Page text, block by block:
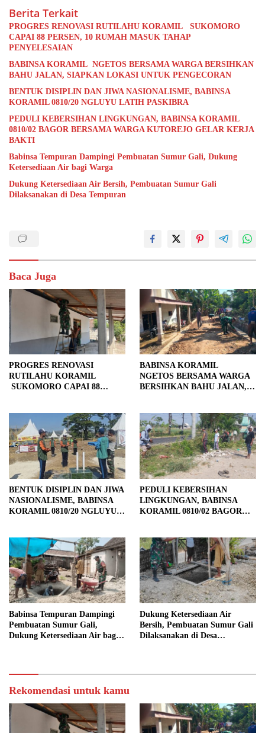
Berita Terkait
PROGRES RENOVASI RUTILAHU KORAMIL SUKOMORO
CAPAI 88 PERSEN, 10 RUMAH MASUK TAHAP
PENYELESAIAN
BABINSA KORAMIL NGETOS BERSAMA WARGA BERSIHKAN
BAHU JALAN, SIAPKAN LOKASI UNTUK PENGECORAN
BENTUK DISIPLIN DAN JIWA NASIONALISME, BABINSA
KORAMIL 0810/20 NGLUYU LATIH PASKIBRA
PEDULI KEBERSIHAN LINGKUNGAN, BABINSA KORAMIL
0810/02 BAGOR BERSAMA WARGA KUTOREJO GELAR KERJA
BAKTI
Babinsa Tempuran Dampingi Pembuatan Sumur Gali, Dukung
Ketersediaan Air bagi Warga
Dukung Ketersediaan Air Bersih, Pembuatan Sumur Gali
Dilaksanakan di Desa Tempuran
Baca Juga
PROGRES RENOVASI
RUTILAHU KORAMIL
SUKOMORO CAPAI 88
BABINSA KORAMIL
NGETOS BERSAMA WARGA
BERSIHKAN BAHU JALAN,
BENTUK DISIPLIN DAN JIWA
NASIONALISME, BABINSA
KORAMIL 0810/20 NGLUYU
PEDULI KEBERSIHAN
LINGKUNGAN, BABINSA
KORAMIL 0810/02 BAGOR
BAKTI
Babinsa Tempuran Dampingi
Pembuatan Sumur Gali,
Dukung Ketersediaan Air bagi
Dukung Ketersediaan Air
Bersih, Pembuatan Sumur Gali
Dilaksanakan di Desa
Rekomendasi untuk kamu